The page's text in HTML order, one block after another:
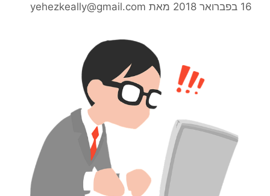
16 בפברואר 2018 מאת yehezkeally@gmail.com